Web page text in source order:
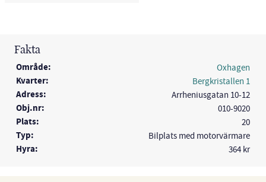
Fakta
Område: Oxhagen
Kvarter: Bergkristallen 1
Adress: Arrheniusgatan 10-12
Obj.nr: 010-9020
Plats: 20
Typ: Bilplats med motorvärmare
Hyra: 364 kr